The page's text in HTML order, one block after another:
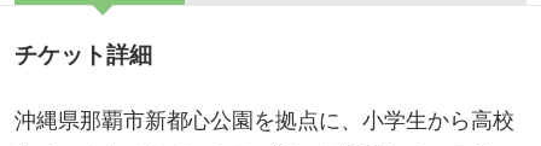
チケット詳細
沖縄県那覇市新都心公園を拠点に、小学生から高校